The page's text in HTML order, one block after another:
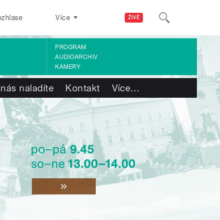
ŽIVĚ
Více
PROGRAM
AUDIOARCHIV
KAMERY
naladíte Kontakt Více…